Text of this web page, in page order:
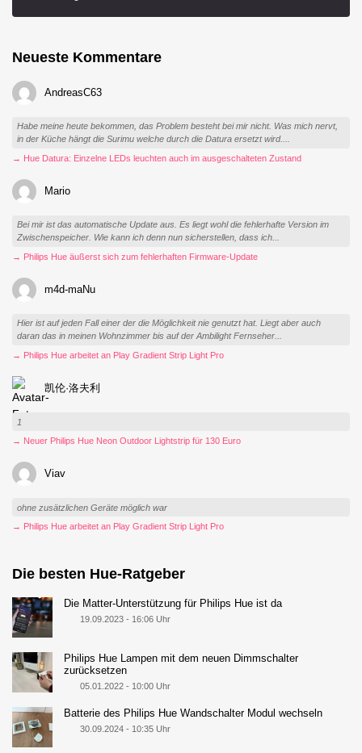
Neueste Kommentare
AndreasC63
Habe meine heute bekommen, das Problem besteht bei mir nicht. Was mich nervt,
in der Küche hängt die Surimu welche durch die Datura ersetzt wird....
→ Hue Datura: Einzelne LEDs leuchten auch im ausgeschalteten Zustand
Mario
Bei mir ist das automatische Update aus. Es liegt wohl die fehlerhafte Version im
Zwischenspeicher. Wie kann ich denn nun sicherstellen, dass ich...
→ Philips Hue äußerst sich zum fehlerhaften Firmware-Update
m4d-maNu
Hier ist auf jeden Fall einer der die Möglichkeit nie genutzt hat. Liegt aber auch
daran das in meinen Wohnzimmer bis auf der Ambilight Fernseher...
→ Philips Hue arbeitet an Play Gradient Strip Light Pro
凯伦·洛夫利
1
→ Neuer Philips Hue Neon Outdoor Lightstrip für 130 Euro
Viav
ohne zusätzlichen Geräte möglich war
→ Philips Hue arbeitet an Play Gradient Strip Light Pro
Die besten Hue-Ratgeber
Die Matter-Unterstützung für Philips Hue ist da
19.09.2023 - 16:06 Uhr
Philips Hue Lampen mit dem neuen Dimmschalter
zurücksetzen
05.01.2022 - 10:00 Uhr
Batterie des Philips Hue Wandschalter Modul wechseln
30.09.2024 - 10:35 Uhr